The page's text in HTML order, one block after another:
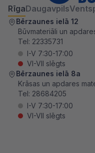
RīgaDaugavpils
Bērzaunes ielā 12
Būvmateriāli un
Tel: 22335731
I-V 7:30-17:00
VI-VII slēgts
Bērzaunes ielā 8a
Krāsas un apdares
Tel: 28684205
I-V 7:30-17:00
VI-VII slēgts